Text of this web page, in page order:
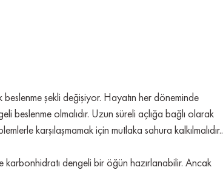
beslenme şekli değişiyor. Hayatın her döneminde
beslenme olmalıdır. Uzun süreli açlığa bağlı olarak
karşılaşmamak için mutlaka sahura kalkılmalıdır..
dengeli bir öğün hazırlanabilir. Ancak